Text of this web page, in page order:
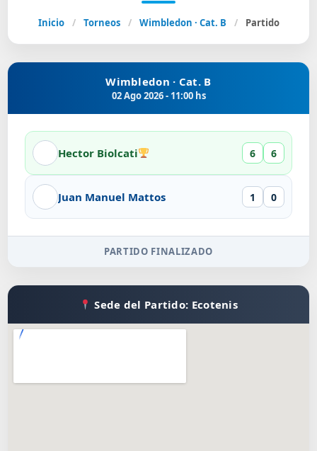
Inicio / Torneos / Wimbledon · Cat. B / Partido
Wimbledon · Cat. B
02 Ago 2026 - 11:00 hs
Hector Biolcati 6 6
Juan Manuel Mattos 1 0
PARTIDO FINALIZADO
Sede del Partido: Ecotenis